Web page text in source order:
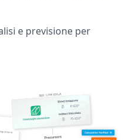
e previsione per